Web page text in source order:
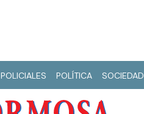
POLICIALES POLÍTICA SOCIEDAD